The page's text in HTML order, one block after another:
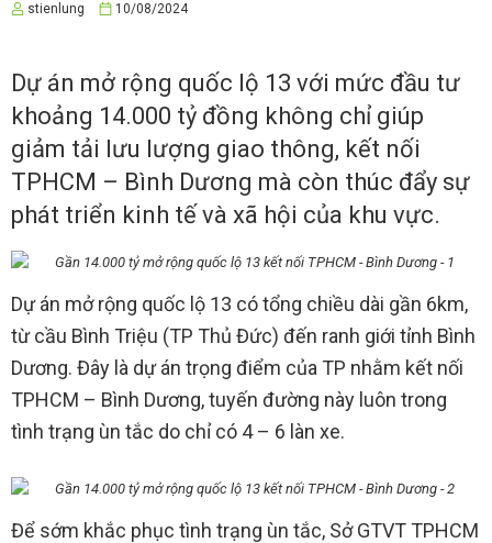
stienlung
10/08/2024
Dự án mở rộng quốc lộ 13 với mức đầu tư
khoảng 14.000 tỷ đồng không chỉ giúp
giảm tải lưu lượng giao thông, kết nối
TPHCM – Bình Dương mà còn thúc đẩy sự
phát triển kinh tế và xã hội của khu vực.
Dự án mở rộng quốc lộ 13 có tổng chiều dài gần 6km,
từ cầu Bình Triệu (TP Thủ Đức) đến ranh giới tỉnh Bình
Dương. Đây là dự án trọng điểm của TP nhằm kết nối
TPHCM – Bình Dương, tuyến đường này luôn trong
tình trạng ùn tắc do chỉ có 4 – 6 làn xe.
Để sớm khắc phục tình trạng ùn tắc, Sở GTVT TPHCM